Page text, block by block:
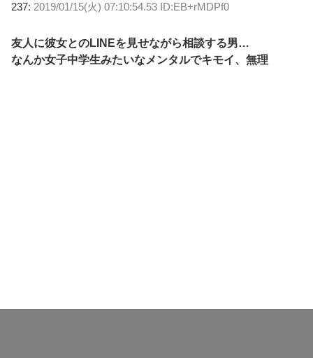
237: 2019/01/15(火) 07:10:54.53 ID:EB+rMDPf0
友人に彼女とのLINEを見せながら相談する男…
なんか女子中学生みたいなメンタルでキモイ、無理